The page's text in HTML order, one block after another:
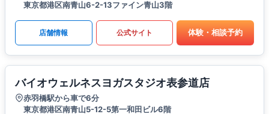
東京都港区南青山6-2-13ファイン青山3階
店舗情報 公式サイト 体験・相談予約
バイオウェルネスヨガスタジオ表参道店
赤羽橋駅から車で6分
東京都港区南青山5-12-5第一和田ビル6階